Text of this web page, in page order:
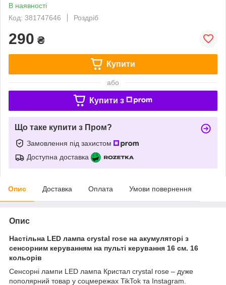
В наявності
Код: 381747646
Роздріб
290 ₴
Купити
або
Купити з
Що таке купити з Пром?
Замовлення під захистом
Доступна доставка
Опис Доставка Оплата Умови повернення
Опис
Настільна LED лампа crystal rose на акумуляторі з
сенсорним керуванням на пульті керування 16 см. 16
кольорів
Сенсорні лампи LED лампа Кристал crystal rose – дуже
пополярний товар у соцмережах TikTok та Instagram.